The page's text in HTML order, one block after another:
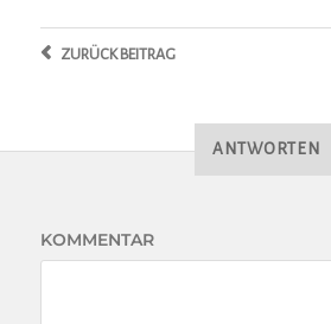
ZURÜCKBEITRAG
ANTWORTEN
KOMMENTAR